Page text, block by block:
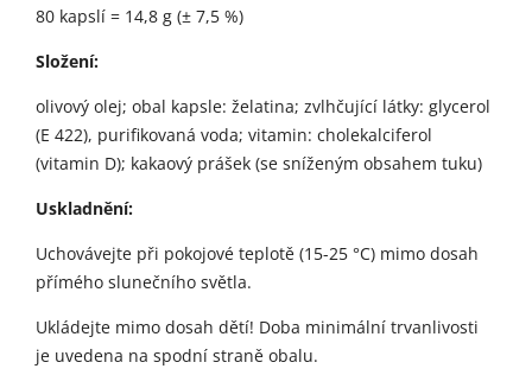
80 kapslí = 14,8 g (± 7,5 %)
Složení:
olivový olej; obal kapsle: želatina; zvlhčující látky: glycerol
(E 422), purifikovaná voda; vitamin: cholekalciferol
(vitamin D); kakaový prášek (se sníženým obsahem tuku)
Uskladnění:
Uchovávejte při pokojové teplotě (15-25 °C) mimo dosah
přímého slunečního světla.
Ukládejte mimo dosah dětí! Doba minimální trvanlivosti
je uvedena na spodní straně obalu.